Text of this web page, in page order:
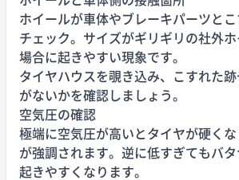
ホイールが車体やブレーキパーツと
チェック。サイズがギリギリの社外
場合に起きやすい現象です。
タイヤハウスを覗き込み、こすれた
がないかを確認しましょう。
空気圧の確認
極端に空気圧が高いとタイヤが硬く
が強調されます。逆に低すぎてもバ
起きやすくなります。